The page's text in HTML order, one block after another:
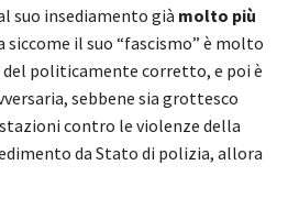
suo insediamento già molto più
siccome il suo “fascismo” è molto
politicamente corretto, e poi è
sebbene sia grottesco
contro le violenze della
da Stato di polizia, allora